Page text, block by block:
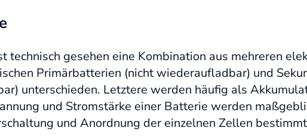
technisch gesehen eine Kombination aus mehreren
Primärbatterien (nicht wiederaufladbar) und
unterschieden. Letztere werden häufig als
und Stromstärke einer Batterie werden
und Anordnung der einzelnen Zellen